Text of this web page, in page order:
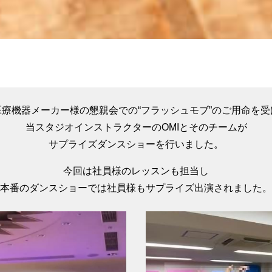
機器メーカー様の懇親会での“フラッシュモブ”のご用命を
当スタジオインストラクターのOMIとそのチームが
サプライズダンスショーを行いました。
今回は社員様のレッスンも担当し
本番のダンスショーでは社員様もサプライズ出演されました。